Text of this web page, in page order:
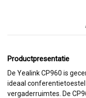
Productpresentatie
De Yealink CP960 is
ideaal
vergaderruimtes. De